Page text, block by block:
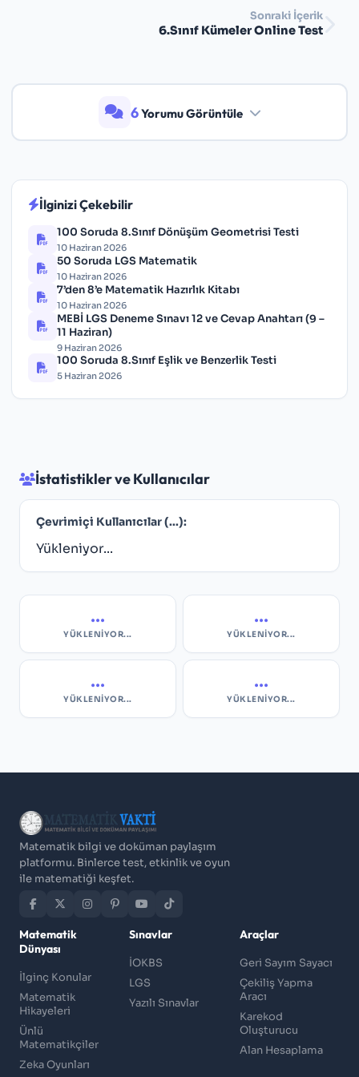
İsem Yayınları: Yakında eklenecek.Sonraki İçerik
6.Sınıf Kümeler Online Test
6Yorumu Görüntüle
İlginizi Çekebilir
100 Soruda 8.Sınıf Dönüşüm Geometrisi Testi
10 Haziran 2026
50 Soruda LGS Matematik
10 Haziran 2026
7’den 8’e Matematik Hazırlık Kitabı
10 Haziran 2026
MEBİ LGS Deneme Sınavı 12 ve Cevap Anahtarı (9 –
11 Haziran)
9 Haziran 2026
100 Soruda 8.Sınıf Eşlik ve Benzerlik Testi
5 Haziran 2026
İstatistikler ve Kullanıcılar
Çevrimiçi Kullanıcılar (...):
Yükleniyor...
...
YÜKLENIYOR...
...
YÜKLENIYOR...
...
YÜKLENIYOR...
...
YÜKLENIYOR...
Matematik bilgi ve doküman paylaşım
platformu. Binlerce test, etkinlik ve oyun
ile matematiği keşfet.
Matematik
Dünyası
İlginç Konular
Matematik
Hikayeleri
Ünlü
Matematikçiler
Zeka Oyunları
Sınavlar
İOKBS
LGS
Yazılı Sınavlar
Araçlar
Geri Sayım Sayacı
Çekiliş Yapma
Aracı
Karekod
Oluşturucu
Alan Hesaplama